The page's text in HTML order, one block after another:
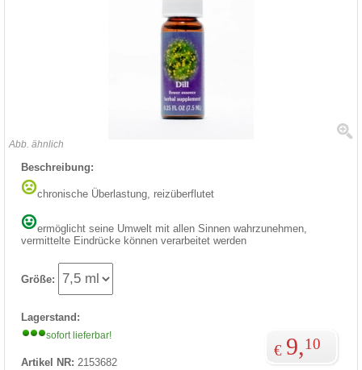
Abb. ähnlich
Beschreibung:
chronische Überlastung, reizüberflutet
ermöglicht seine Umwelt mit allen Sinnen wahrzunehmen,
vermittelte Eindrücke können verarbeitet werden
Größe:
Lagerstand:
sofort lieferbar!
Artikel NR: 2153682
€ 9,10